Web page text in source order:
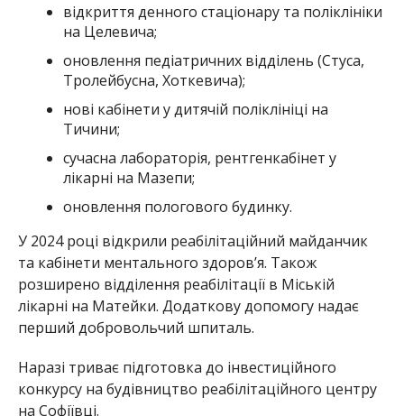
відкриття денного стаціонару та поліклініки
на Целевича;
оновлення педіатричних відділень (Стуса,
Тролейбусна, Хоткевича);
нові кабінети у дитячій поліклініці на
Тичини;
сучасна лабораторія, рентгенкабінет у
лікарні на Мазепи;
оновлення пологового будинку.
У 2024 році відкрили реабілітаційний майданчик
та кабінети ментального здоров’я. Також
розширено відділення реабілітації в Міській
лікарні на Матейки. Додаткову допомогу надає
перший добровольчий шпиталь.
Наразі триває підготовка до інвестиційного
конкурсу на будівництво реабілітаційного центру
на Софіївці.